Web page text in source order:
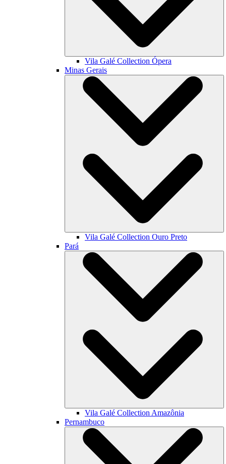
Vila Galé Collection Ópera
Minas Gerais
Vila Galé Collection Ouro Preto
Pará
Vila Galé Collection Amazônia
Pernambuco